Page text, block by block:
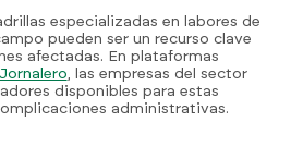
especializadas en labores de
pueden ser un recurso clave
afectadas. En plataformas
Jornalero, las empresas del sector
disponibles para estas
administrativas.